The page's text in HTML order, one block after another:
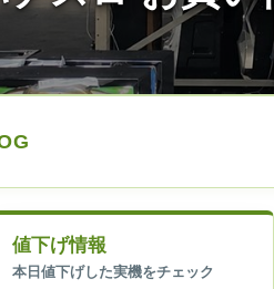
値下げ情報